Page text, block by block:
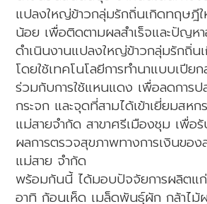
แปลงใหญ่ข้าวกลุ่มรักถิ่นเกิดทฤษฎี
น้อย เพื่อติดตามผลสำเร็จและปัญห
ดำเนินงานแปลงใหญ่ข้าวกลุ่มรักถิ่น
โดยใช้เทคโนโลยีการทำนาแบบเปี
ร่วมกับการใช้แหนแดง เพื่อลดการป
กระจก และจุดที่สามได้เข้าเยี่ยมสห
แม่สายจำกัด สาขาศรีเมืองชุม เพื่อ
ผลการตรวจสุขภาพทางการเงินขอ
แม่สาย จำกัด
พร้อมกันนี้ ได้มอบปัจจัยการผลิตแ
อาทิ ก้อนเห็ด เมล็ดพันธุ์ผัก กล้าไม้